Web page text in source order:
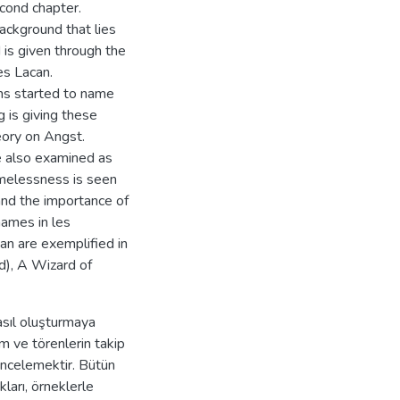
chapter.
that lies
given through the
Lacan.
started to name
is giving these
on Angst.
also examined as
is seen
the importance of
in les
are exemplified in
A Wizard of
oluşturmaya
ve törenlerin takip
Bütün
örneklerle